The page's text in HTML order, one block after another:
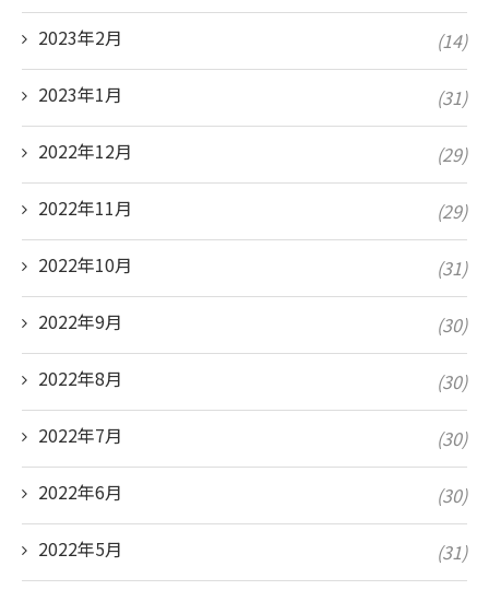
2023年2月 (14)
2023年1月 (31)
2022年12月 (29)
2022年11月 (29)
2022年10月 (31)
2022年9月 (30)
2022年8月 (30)
2022年7月 (30)
2022年6月 (30)
2022年5月 (31)